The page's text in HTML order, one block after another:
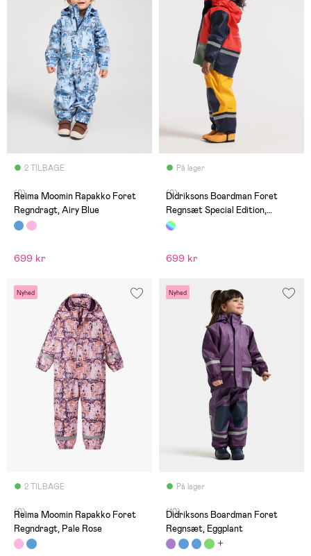
2 TILBAGE
(0)
Reima Moomin Rapakko Foret
Regndragt, Airy Blue
699 kr
På lager
(0)
Didriksons Boardman Foret
Regnsæt Special Edition,
Paprika
699 kr
Nyhed
2 TILBAGE
(0)
Reima Moomin Rapakko Foret
Regndragt, Pale Rose
Nyhed
På lager
(10)
Didriksons Boardman Foret
Regnsæt, Eggplant